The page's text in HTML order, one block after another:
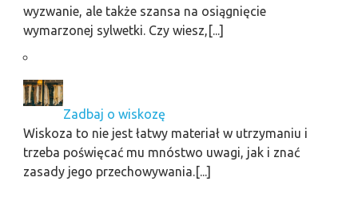
wyzwanie, ale także szansa na osiągnięcie
wymarzonej sylwetki. Czy wiesz,[...]
Zadbaj o wiskozę
Wiskoza to nie jest łatwy materiał w utrzymaniu i
trzeba poświęcać mu mnóstwo uwagi, jak i znać
zasady jego przechowywania.[...]